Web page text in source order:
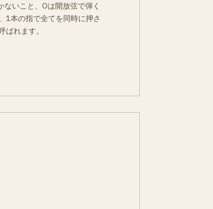
いこと、Oは開放弦で弾く
1本の指で全てを同時に押さ
れます。